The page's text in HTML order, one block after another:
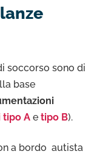
soccorso sono di
base
tipo A e tipo B).
a bordo autista